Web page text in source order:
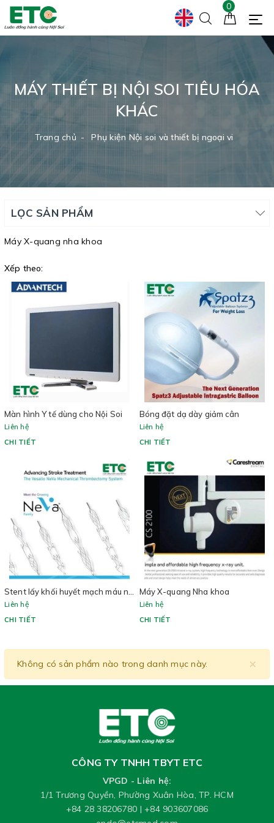
0
MÁY THIẾT BỊ NỘI SOI TIÊU HÓA
KHÁC
Trang chủ Phụ kiện Nội soi và thiết bị ngoại vi
LỌC SẢN PHẨM
Máy X-quang nha khoa
Xếp theo:
Màn hình Y tế dùng cho Nội Soi
Liên hệ
CHI TIẾT
Bóng đặt dạ dày giảm cân
Liên hệ
CHI TIẾT
Liên hệ
CHI TIẾT
Máy X-quang Nha khoa
Liên hệ
CHI TIẾT
×
Không có sản phẩm nào trong danh mục này.
CÔNG TY TNHH TBYT ETC
VPGD - Liên hệ:
1/1 Trương Quyền, Phường Xuân Hòa, TP. HCM
+84 28 38206780 |+84 903607086